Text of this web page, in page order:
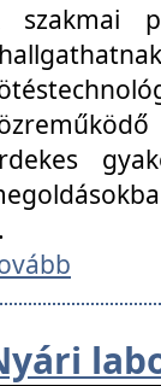
szakmai